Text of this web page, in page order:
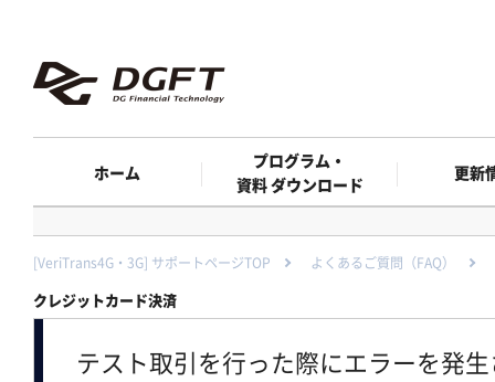
ホーム
プログラム・
資料 ダウンロード
更新
[VeriTrans4G・3G] サポートページTOP よくあるご質問（FAQ）
クレジットカード決済
テスト取引を行った際にエラーを発